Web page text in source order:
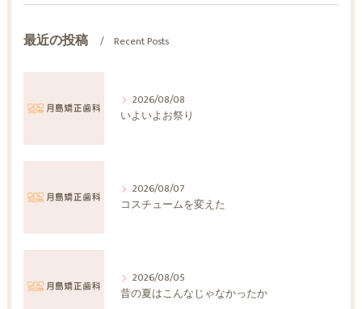
最近の投稿 Recent Posts
2026/08/08
いよいよお祭り
2026/08/07
コスチュームを変えた
2026/08/05
昔の夏はこんなじゃなかったか